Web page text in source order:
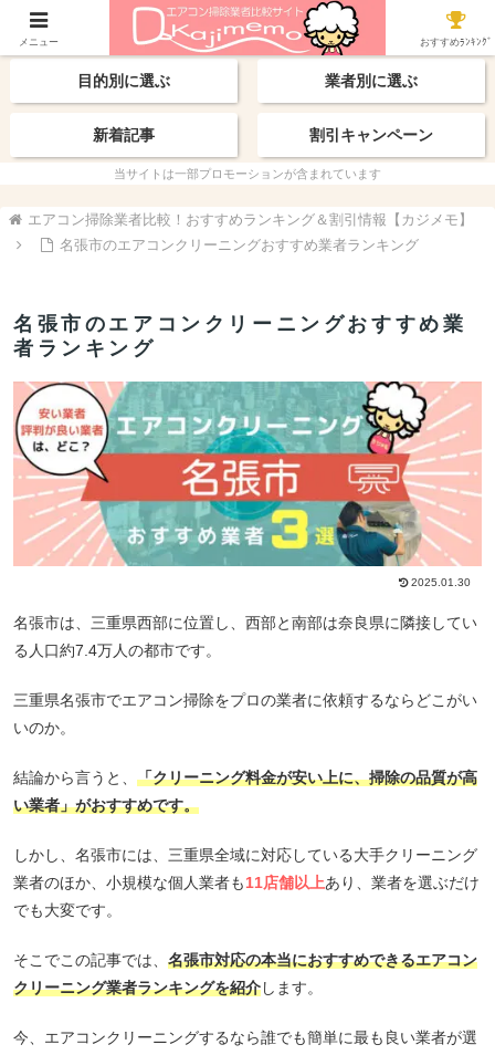
【最新】おすすめ業者 エリアから探す
目的別に選ぶ 業者別に選ぶ
新着記事 割引キャンペーン
当サイトは一部プロモーションが含まれています
エアコン掃除業者比較！おすすめランキング＆割引情報【カジメモ】
名張市のエアコンクリーニングおすすめ業者ランキング
名張市のエアコンクリーニングおすすめ業
者ランキング
2025.01.30
名張市は、三重県西部に位置し、西部と南部は奈良県に隣接してい
る人口約7.4万人の都市です。
三重県名張市でエアコン掃除をプロの業者に依頼するならどこがい
いのか。
結論から言うと、 「クリーニング料金が安い上に、掃除の品質が高
い業者」がおすすめです。
しかし、名張市には、三重県全域に対応している大手クリーニング
業者のほか、小規模な個人業者も11店舗以上あり、業者を選ぶだけ
でも大変です。
そこでこの記事では、 名張市対応の本当におすすめできるエアコン
クリーニング業者ランキングを紹介します。
今、エアコンクリーニングするなら誰でも簡単に最も良い業者が選
メニュー おすすめﾗﾝｷﾝｸﾞ